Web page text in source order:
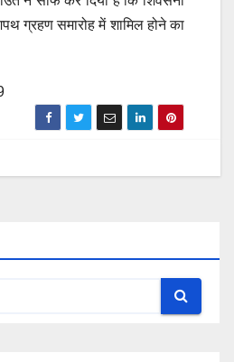
ग्रहण समारोह में शामिल होने का